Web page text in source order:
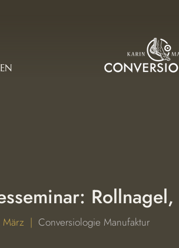
März
  |
Conversiologie Manufaktur